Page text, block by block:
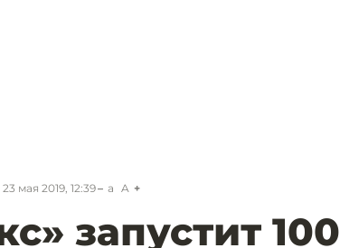
23 мая 2019, 12:39 a A
запустит 100